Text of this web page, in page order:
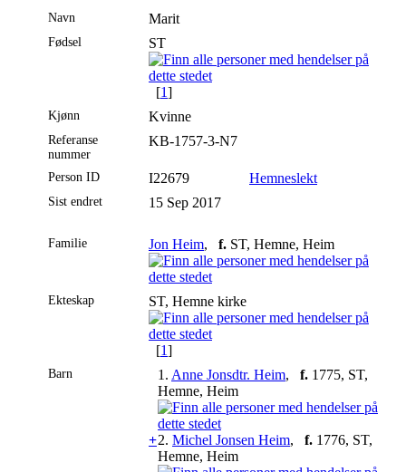
Navn Marit
Fødsel ST
[1]
Kjønn Kvinne
Referanse
nummer
KB-1757-3-N7
Person ID I22679 Hemneslekt
Sist endret 15 Sep 2017
Familie Jon Heim, f. ST, Hemne, Heim
Ekteskap ST, Hemne kirke
[1]
Barn 1. Anne Jonsdtr. Heim, f. 1775, ST,
Hemne, Heim
+2. Michel Jonsen Heim, f. 1776, ST,
Hemne, Heim